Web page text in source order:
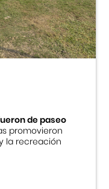
de paseo
promovieron
la recreación